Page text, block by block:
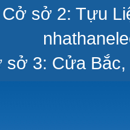
Cở sở 2: Tựu
sở 3: Cửa Bắc,